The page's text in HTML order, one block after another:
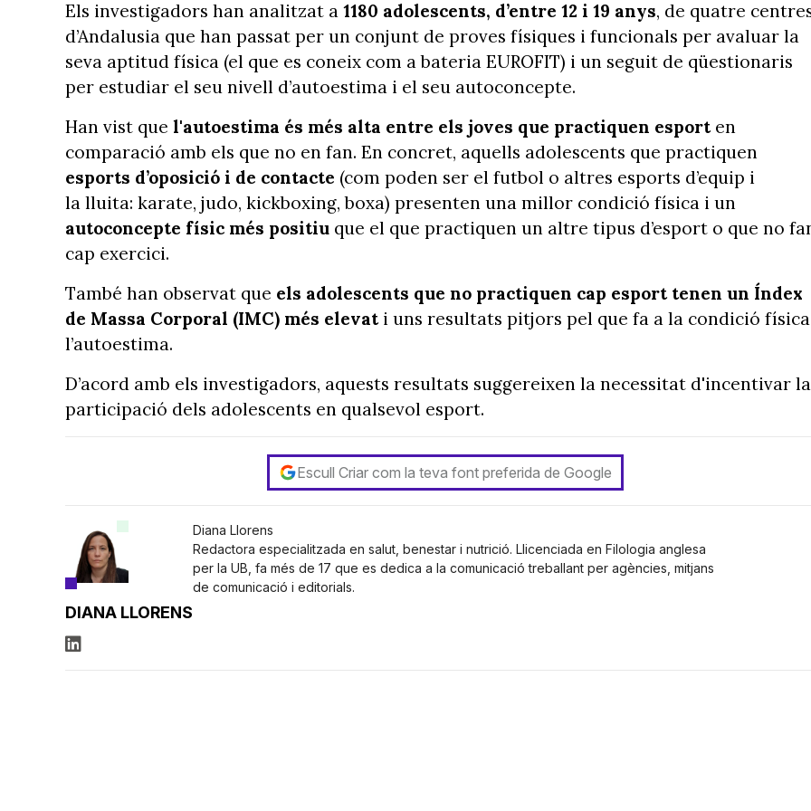
Els investigadors han analitzat a 1180 adolescents, d’entre 12 i 19 anys, de quatre
d’Andalusia que han passat per un conjunt de proves físiques i funcionals per avaluar la
seva aptitud física (el que es coneix com a bateria EUROFIT) i un seguit de qüestionaris
per estudiar el seu nivell d’autoestima i el seu autoconcepte.
Han vist que l'autoestima és més alta entre els joves que practiquen esporten
comparació amb els que no en fan. En concret, aquells adolescents que practiquen
esports d’oposició i de contacte (com poden ser el futbol o altres esports d’equip i
la lluita: karate, judo, kickboxing, boxa) presenten una millor condició física i un
autoconcepte físic més positiu que el que practiquen un altre tipus d’esport o que no
cap exercici.
També han observat que els adolescents que no practiquen cap esport tenen un Índex
de Massa Corporal (IMC) més elevati uns resultats pitjors pel que fa a la condició
l’autoestima.
D’acord amb els investigadors, aquests resultats suggereixen la necessitat d'incentivar la
participació dels adolescents en qualsevol esport.
Escull Criar com la teva font preferida de Google
DIANA LLORENS
Diana Llorens
Redactora especialitzada en salut, benestar i nutrició. Llicenciada en Filologia anglesa
per la UB, fa més de 17 que es dedica a la comunicació treballant per agències, mitjans
de comunicació i editorials.